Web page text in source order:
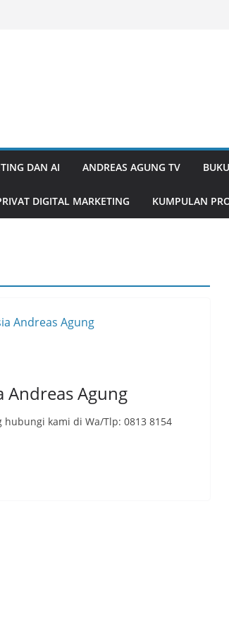
DAN AI ANDREAS AGUNG TV
DIGITAL MARKETING KUMPULAN
Andreas Agung
kami di Wa/Tlp: 0813 8154